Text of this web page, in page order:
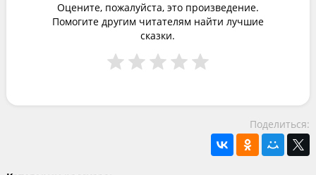
Оцените, пожалуйста, это произведение.
Помогите другим читателям найти лучшие
сказки.
Поделиться: